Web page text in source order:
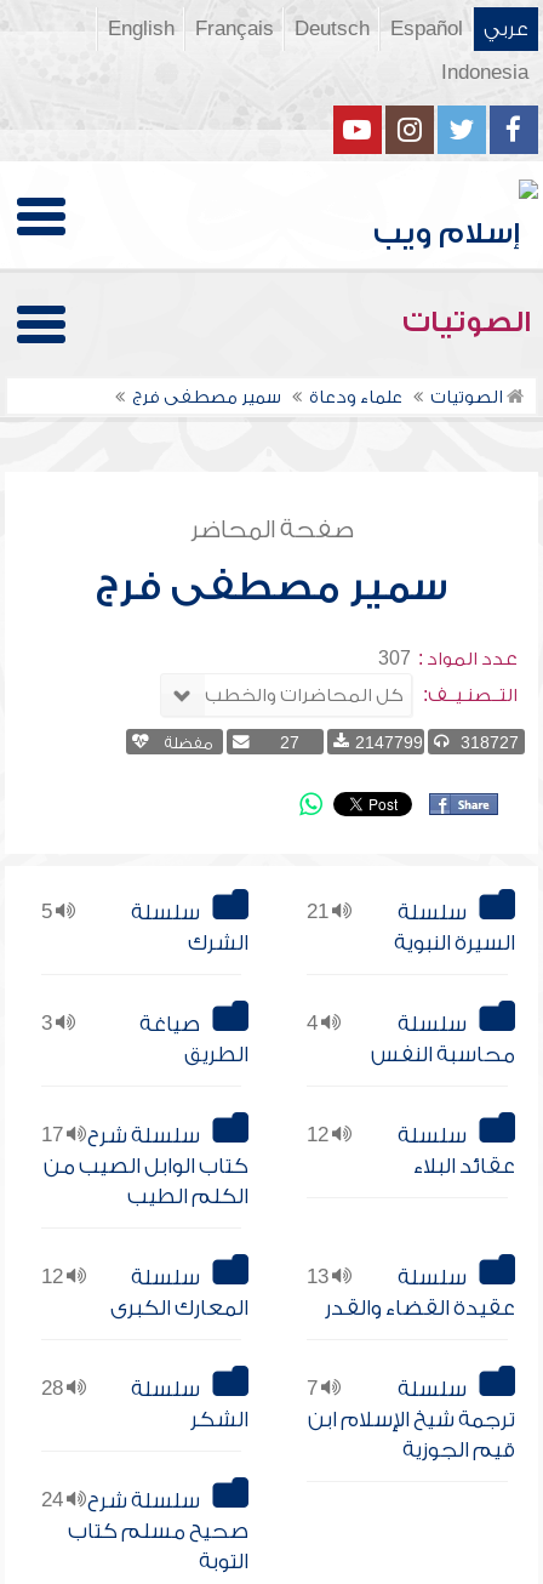
عربي Español
Deutsch
Français
English
Indonesia
الصوتيات
الصوتيات علماء ودعاة سمير مصطفى فرج
صفحة المحاضر
سمير مصطفى فرج
عدد المواد : 307
التــصنـيــف:
318727
2147799
27 مفضلة
21
سلسلة
السيرة النبوية
5
سلسلة
الشرك
4
سلسلة
محاسبة النفس
3
صياغة
الطريق
12
سلسلة
عقائد البلاء
17
سلسلة شرح
كتاب الوابل الصيب من
الكلم الطيب
13
سلسلة
عقيدة القضاء والقدر
12
سلسلة
المعارك الكبرى
7
سلسلة
ترجمة شيخ الإسلام ابن
قيم الجوزية
28
سلسلة
الشكر
24
سلسلة شرح
صحيح مسلم كتاب
التوبة